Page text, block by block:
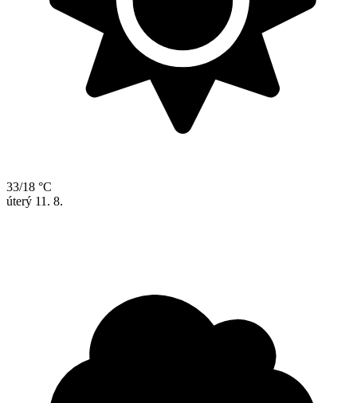
33/18 °C
úterý 11. 8.